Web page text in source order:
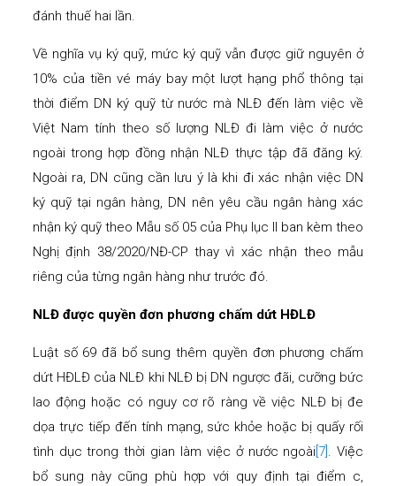
đánh thuế hai lần.
Về nghĩa vụ ký quỹ, mức ký quỹ vẫn được giữ nguyên ở
10% của tiền vé máy bay một lượt hạng phổ thông tại
thời điểm DN ký quỹ từ nước mà NLĐ đến làm việc về
Việt Nam tính theo số lượng NLĐ đi làm việc ở nước
ngoài trong hợp đồng nhận NLĐ thực tập đã đăng ký.
Ngoài ra, DN cũng cần lưu ý là khi đi xác nhận việc DN
ký quỹ tại ngân hàng, DN nên yêu cầu ngân hàng xác
nhận ký quỹ theo Mẫu số 05 của Phụ lục II ban kèm theo
Nghị định 38/2020/NĐ-CP thay vì xác nhận theo mẫu
riêng của từng ngân hàng như trước đó.
NLĐ được quyền đơn phương chấm dứt HĐLĐ
Luật số 69 đã bổ sung thêm quyền đơn phương chấm
dứt HĐLĐ của NLĐ khi NLĐ bị DN ngược đãi, cưỡng bức
lao động hoặc có nguy cơ rõ ràng về việc NLĐ bị đe
dọa trực tiếp đến tính mạng, sức khỏe hoặc bị quấy rối
tình dục trong thời gian làm việc ở nước ngoài [7] . Việc
bổ sung này cũng phù hợp với quy định tại điểm c,